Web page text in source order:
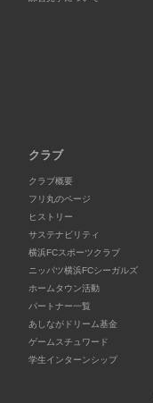
クラブ
クラブ概要
フリ丸のページ
ヒストリー
サステナビリティ
横浜FCスポーツクラブ
ニッパツ横浜FCシーガルズ
ホームタウン活動
パートナー一覧
あしながドリーム基金
ゲームスチュワード
学生インターンシップ